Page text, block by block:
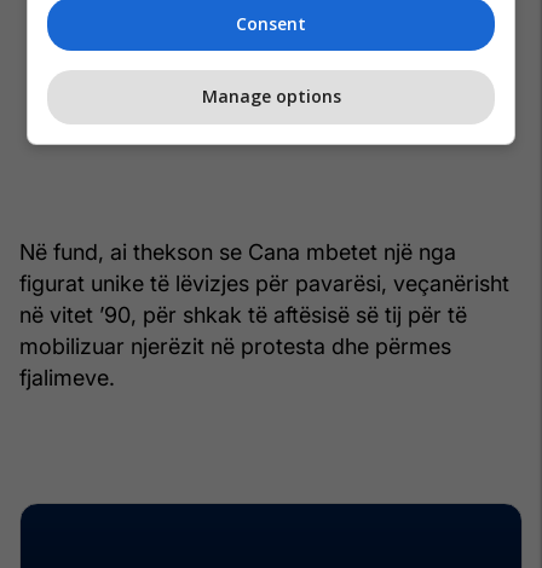
Në fund, ai thekson se Cana mbetet një nga
figurat unike të lëvizjes për pavarësi, veçanërisht
në vitet ’90, për shkak të aftësisë së tij për të
mobilizuar njerëzit në protesta dhe përmes
fjalimeve.
Consent
Manage options